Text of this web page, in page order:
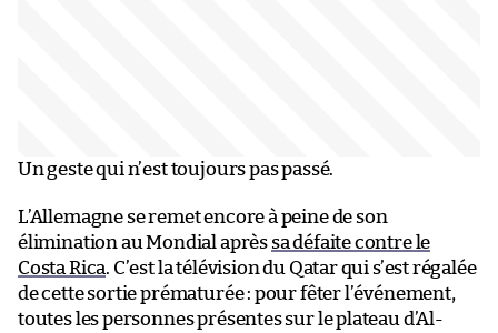
Un geste qui n’est toujours pas passé.
L’Allemagne se remet encore à peine de son
élimination au Mondial après sa défaite contre le
Costa Rica. C’est la télévision du Qatar qui s’est régalée
de cette sortie prématurée : pour fêter l’événement,
toutes les personnes présentes sur le plateau d’Al-